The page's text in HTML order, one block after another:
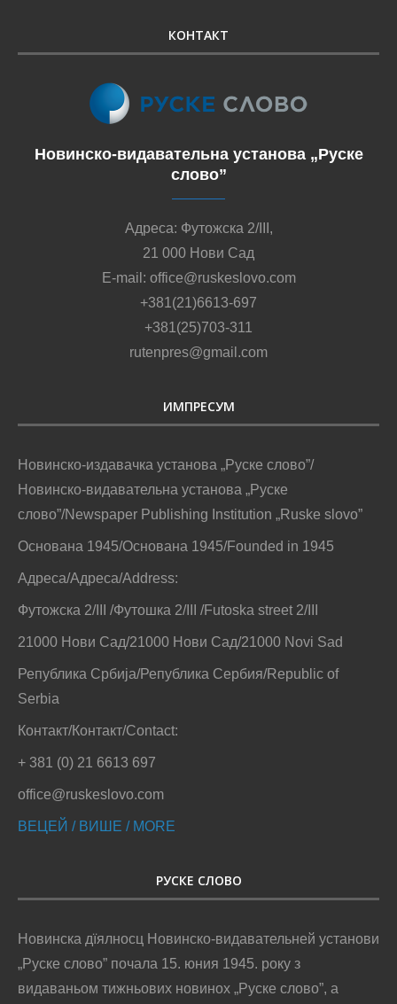
КОНТАКТ
Новинско-видавательна установа „Руске
слово”
Адреса: Футожска 2/III,
21 000 Нови Сад
E-mail: office@ruskeslovo.com
+381(21)6613-697
+381(25)703-311
rutenpres@gmail.com
ИМПРЕСУМ
Новинско-издавачка установа „Руске слово”/
Новинско-видавательна установа „Руске
слово”/Newspaper Publishing Institution „Ruske slovo”
Основана 1945/Основана 1945/Founded in 1945
Адреса/Адреса/Address:
Футожска 2/III /Футошка 2/III /Futoska street 2/III
21000 Нови Сад/21000 Нови Сад/21000 Novi Sad
Република Србија/Република Сербия/Republic of
Serbia
Контакт/Контакт/Contact:
+ 381 (0) 21 6613 697
office@ruskeslovo.com
ВЕЦЕЙ / ВИШЕ / MORE
РУСКЕ СЛОВО
Новинска дїялносц Новинско-видавательней установи
„Руске слово” почала 15. юния 1945. року з
видаваньом тижньових новинох „Руске слово”, а